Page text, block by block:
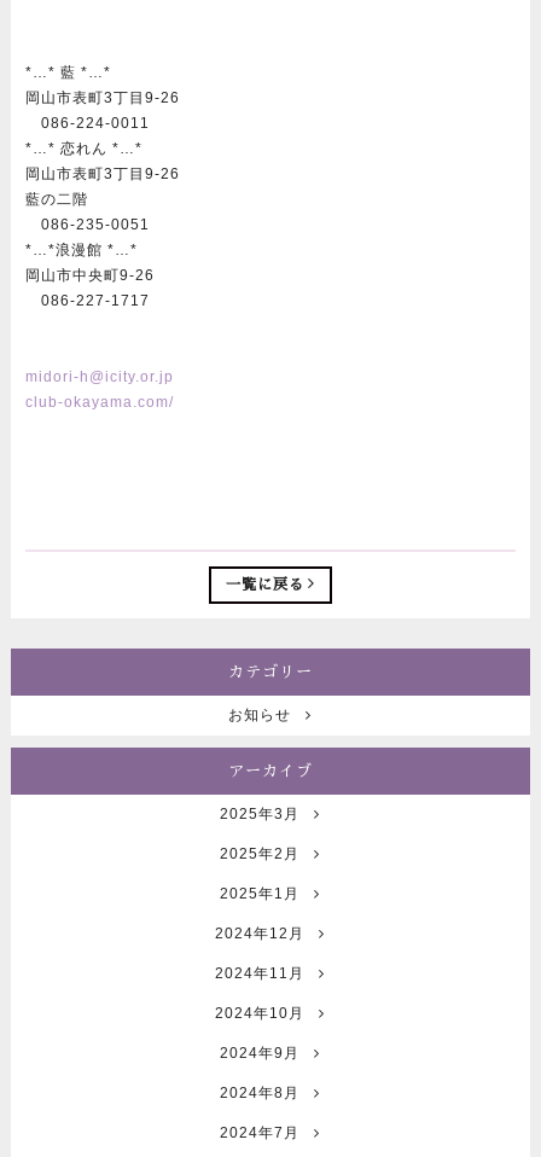
*…* 藍 *…*
岡山市表町3丁目9-26
086-224-0011
*…* 恋れん *…*
岡山市表町3丁目9-26
藍の二階
086-235-0051
*…*浪漫館 *…*
岡山市中央町9-26
086-227-1717
midori-h@icity.or.jp
club-okayama.com/
一覧に戻る
カテゴリー
お知らせ
アーカイブ
2025年3月
2025年2月
2025年1月
2024年12月
2024年11月
2024年10月
2024年9月
2024年8月
2024年7月